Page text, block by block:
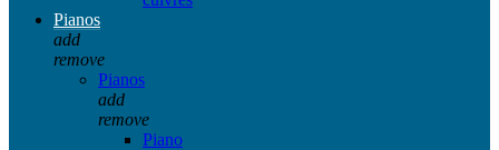
Pianos
add
remove
Pianos
add
remove
Piano